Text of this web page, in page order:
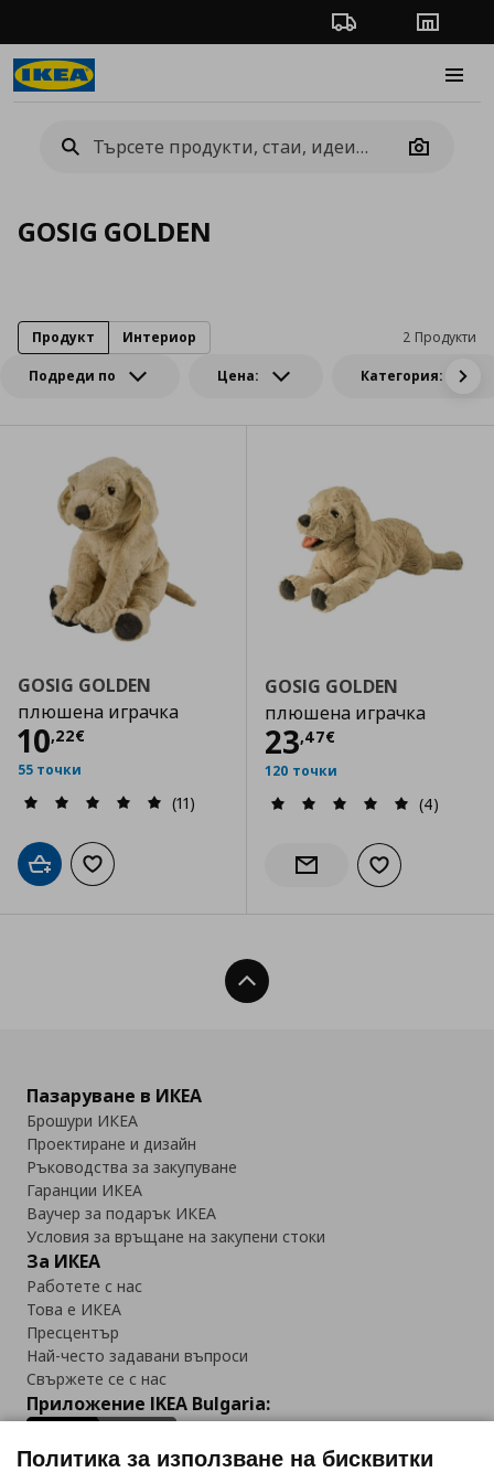
Проследяване на
Camera
GOSIG GOLDEN
Подреди по Цена: Категория:
2 Продукти
Продукт Интериор
GOSIG GOLDEN
плюшена играчка
10,22€
Цена
55 точки
(11)
Добави в кошницата
Добави към списъка с любими
GOSIG GOLDEN
плюшена играчка
23,47€
Цена
120 точки
(4)
Информирай ме за
Добави към
Нагоре
Пазаруване в ИКЕА
Брошури ИКЕА
Проектиране и дизайн
Ръководства за закупуване
Гаранции ИКЕА
Ваучер за подарък ИКЕА
Условия за връщане на закупени стоки
За ИКЕА
Работете с нас
Това е ИКЕА
Пресцентър
Най-често задавани въпроси
Свържете се с нас
Приложение IKEA Bulgaria:
Политика за използване на бисквитки